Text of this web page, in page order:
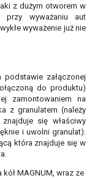
z dużym otworem w
wyważaniu aut
wyważenie już nie
załączonej
do produktu)
zamontowaniem na
z granulatem (należy
się właściwy
i uwolni granulat).
która znajduje się w
MAGNUM, wraz ze